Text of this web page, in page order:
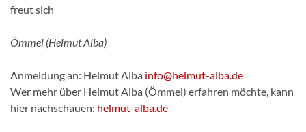
freut sich
Ömmel (Helmut Alba)
Anmeldung an: Helmut Alba info@helmut-alba.de
Wer mehr über Helmut Alba (Ömmel) erfahren möchte, kann
hier nachschauen: helmut-alba.de